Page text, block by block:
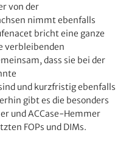
von der
nimmt ebenfalls
bricht eine ganze
verbleibenden
dass sie bei der
und kurzfristig ebenfalls
gibt es die besonders
und ACCase-Hemmer
FOPs und DIMs.